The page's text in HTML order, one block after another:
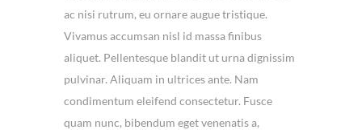
ac nisi rutrum, eu ornare augue tristique.
Vivamus accumsan nisl id massa finibus
aliquet. Pellentesque blandit ut urna dignissim
pulvinar. Aliquam in ultrices ante. Nam
condimentum eleifend consectetur. Fusce
quam nunc, bibendum eget venenatis a,